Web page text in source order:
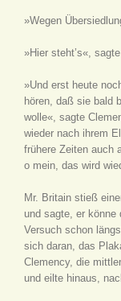
»Wegen
»Hier steht’s«,
»Und erst heute
hören, daß sie bald
wolle«, sagte
wieder nach ihrem
frühere Zeiten auch
o mein, das wird
Mr. Britain stieß
und sagte, er könne
Versuch schon
sich daran, das
Clemency, die
und eilte hinaus,